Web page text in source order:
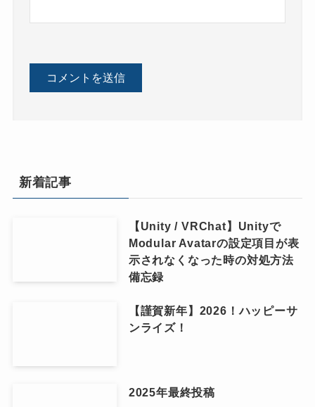
新着記事
【Unity / VRChat】Unityで
Modular Avatarの設定項目が表
示されなくなった時の対処方法
備忘録
【謹賀新年】2026！ハッピーサ
ンライズ！
2025年最終投稿